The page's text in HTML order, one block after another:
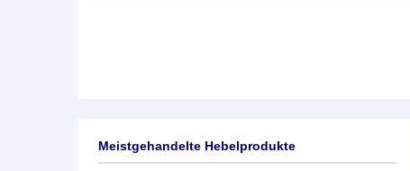
Meistgehandelte Hebelprodukte